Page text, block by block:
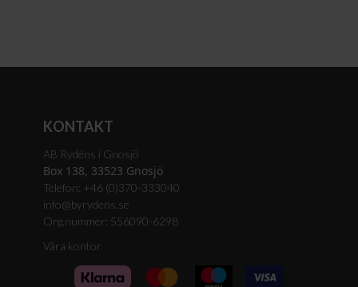
KONTAKT
AB Rydéns i Gnosjö
Box 138, 33523 Gnosjö
Telefon: +46 (0)370-333040
info@byrydens.se
Org.nummer: 556090-6298
Våra kontor